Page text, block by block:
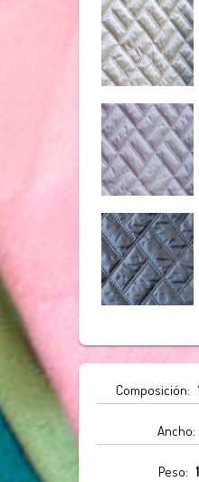
Composición:
Peso: